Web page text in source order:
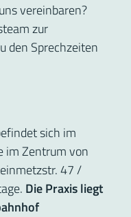
vereinbaren?
zur
den Sprechzeiten
sich im
im Zentrum von
47 /
Die Praxis liegt